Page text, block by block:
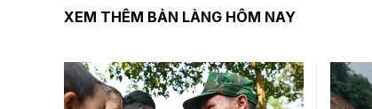
XEM THÊM BẢN LÀNG HÔM NAY